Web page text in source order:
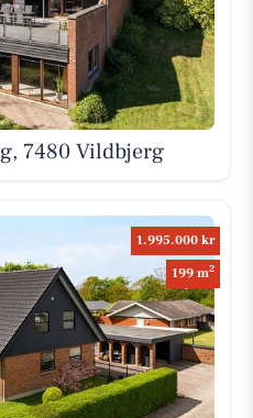
7480 Vildbjerg
1.995.000 kr
199 m2